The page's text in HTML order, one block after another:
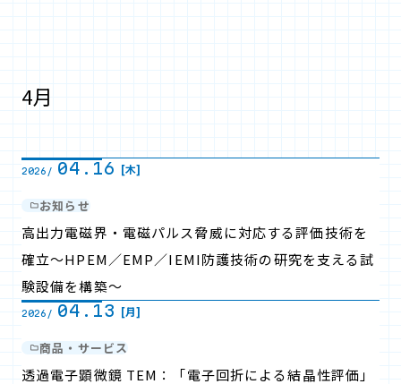
4月
2026/ 04.16 [木]
お知らせ
高出力電磁界・電磁パルス脅威に対応する評価技術を
確立～HPEM／EMP／IEMI防護技術の研究を支える試
験設備を構築～
2026/ 04.13 [月]
商品・サービス
透過電子顕微鏡 TEM：「電子回折による結晶性評価」